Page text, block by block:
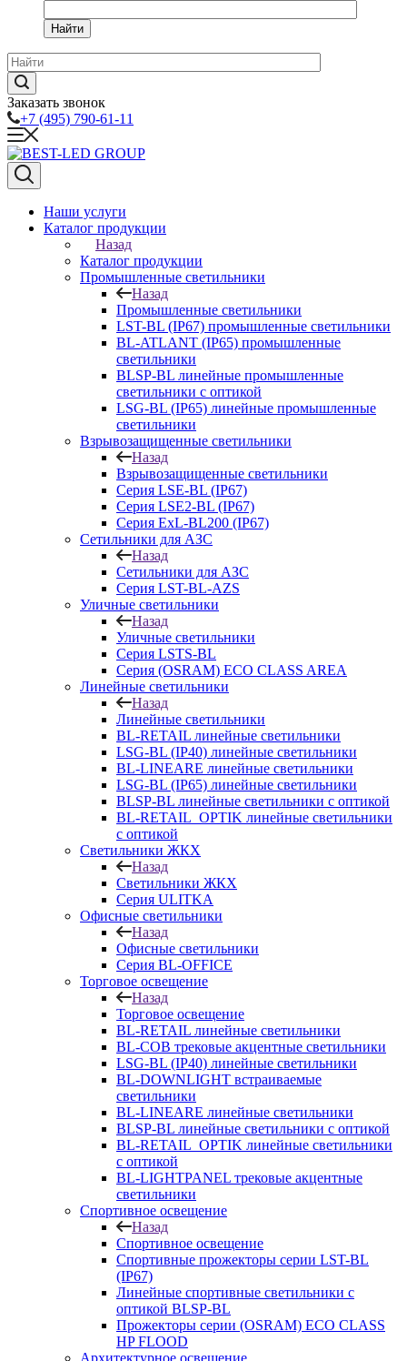
Найти
Заказать звонок
+7 (495) 790-61-11
Наши услуги
Каталог продукции
Назад
Каталог продукции
Промышленные светильники
Назад
Промышленные светильники
LST-BL (IP67) промышленные светильники
BL-ATLANT (IP65) промышленные
светильники
BLSP-BL линейные промышленные
светильники с оптикой
LSG-BL (IP65) линейные промышленные
светильники
Взрывозащищенные светильники
Назад
Взрывозащищенные светильники
Серия LSE-BL (IP67)
Серия LSE2-BL (IP67)
Серия ExL-BL200 (IP67)
Сетильники для АЗС
Назад
Сетильники для АЗС
Серия LST-BL-AZS
Уличные светильники
Назад
Уличные светильники
Серия LSTS-BL
Серия (ОSRAM) ECO CLASS AREA
Линейные светильники
Назад
Линейные светильники
BL-RETAIL линейные светильники
LSG-BL (IP40) линейные светильники
BL-LINEARE линейные светильники
LSG-BL (IP65) линейные светильники
BLSP-BL линейные светильники с оптикой
BL-RETAIL_OPTIK линейные светильники
с оптикой
Светильники ЖКХ
Назад
Светильники ЖКХ
Серия ULITKA
Офисные светильники
Назад
Офисные светильники
Серия BL-OFFICE
Торговое освещение
Назад
Торговое освещение
BL-RETAIL линейные светильники
BL-COB трековые акцентные светильники
LSG-BL (IP40) линейные светильники
BL-DOWNLIGHT встраиваемые
светильники
BL-LINEARE линейные светильники
BLSP-BL линейные светильники с оптикой
BL-RETAIL_OPTIK линейные светильники
с оптикой
BL-LIGHTPANEL трековые акцентные
светильники
Спортивное освещение
Назад
Спортивное освещение
Спортивные прожекторы серии LST-BL
(IP67)
Линейные спортивные светильники с
оптикой BLSP-BL
Прожекторы серии (OSRAM) ECO CLASS
HP FLOOD
Архитектурное освещение